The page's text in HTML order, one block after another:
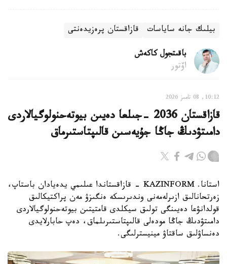
بيلىك جانە ساياسات قازاقستان پرەزيدەنتى
باقىتجول كاكەش
اۆتور
10:12, 08 تامىز 2026
قازاقستان 2036 -جىلعا دەيىن بيوتەحنولوگيالاردى
دامىتۋدىڭ جاڭا جۇيەسىن قالىپتاستىرماق
استانا. KAZINFORM - قازاقستاندا عىلىمي يدەيادان باستاپ،
زەرتحانالىق ازىرلەمەنى وندىرىسكە ەنگىزۋ مەن پراكتيكالىق
قولدانۋعا دەيىنگى تولىق سيكلدى قامتيتىن بيوتەحنولوگيالاردى
دامىتۋدىڭ جاڭا مودەلى قالىپتاستىرىلماق، دەپ حابارلايدى
دەنساۋلىق ساقتاۋ مينيسترلىگى.